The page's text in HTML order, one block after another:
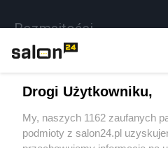
Rozmaitości
Sport
Społeczeństwo
Drogi Użytkowniku,
My, naszych 1162 zaufanych
podmioty z salon24.pl